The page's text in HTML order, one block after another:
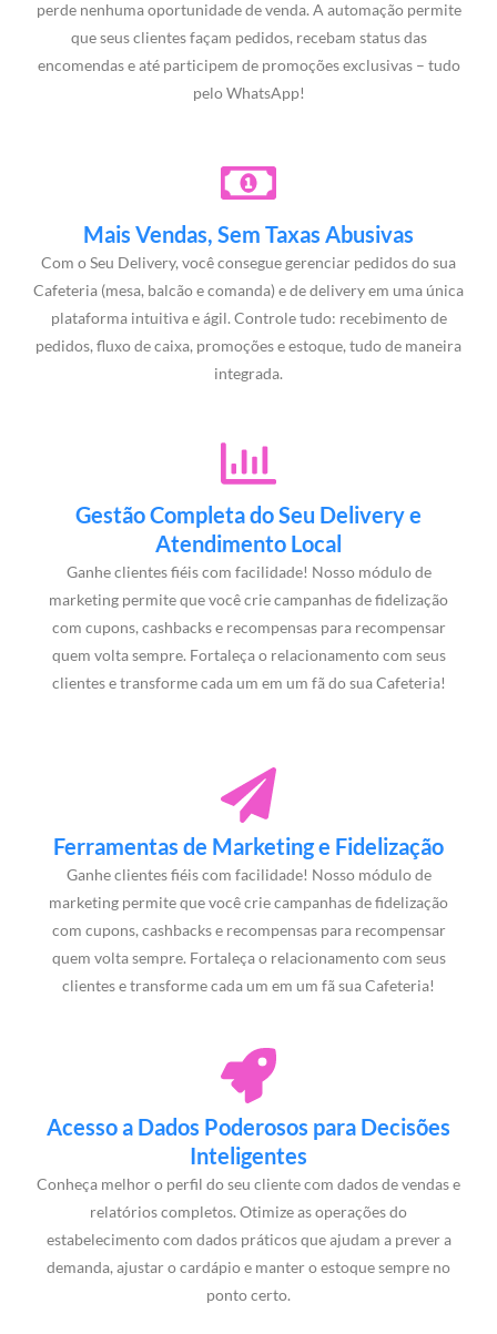
perde nenhuma oportunidade de venda. A automação permite
que seus clientes façam pedidos, recebam status das
encomendas e até participem de promoções exclusivas – tudo
pelo WhatsApp!
Mais Vendas, Sem Taxas Abusivas
Com o Seu Delivery, você consegue gerenciar pedidos do sua
Cafeteria (mesa, balcão e comanda) e de delivery em uma única
plataforma intuitiva e ágil. Controle tudo: recebimento de
pedidos, fluxo de caixa, promoções e estoque, tudo de maneira
integrada.
Gestão Completa do Seu Delivery e
Atendimento Local
Ganhe clientes fiéis com facilidade! Nosso módulo de
marketing permite que você crie campanhas de fidelização
com cupons, cashbacks e recompensas para recompensar
quem volta sempre. Fortaleça o relacionamento com seus
clientes e transforme cada um em um fã do sua Cafeteria!
Ferramentas de Marketing e Fidelização
Ganhe clientes fiéis com facilidade! Nosso módulo de
marketing permite que você crie campanhas de fidelização
com cupons, cashbacks e recompensas para recompensar
quem volta sempre. Fortaleça o relacionamento com seus
clientes e transforme cada um em um fã sua Cafeteria!
Acesso a Dados Poderosos para Decisões
Inteligentes
Conheça melhor o perfil do seu cliente com dados de vendas e
relatórios completos. Otimize as operações do
estabelecimento com dados práticos que ajudam a prever a
demanda, ajustar o cardápio e manter o estoque sempre no
ponto certo.